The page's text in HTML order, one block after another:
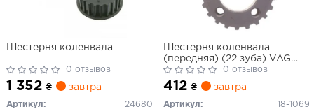
Шестерня коленвала
0 отзывов
1 352 ₴ завтра
Артикул:
24680
Шестерня коленвала
(передняя) (22 зуба) VAG
2.4/2.5 D/SDI/TDI 79-03
0 отзывов
412 ₴ завтра
Артикул:
18-1069